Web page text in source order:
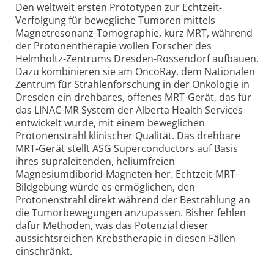
Den weltweit ersten Prototypen zur Echtzeit-
Verfolgung für bewegliche Tumoren mittels
Magnetresonanz-Tomographie, kurz MRT, während
der Protonentherapie wollen Forscher des
Helmholtz-Zentrums Dresden-Rossendorf aufbauen.
Dazu kombinieren sie am OncoRay, dem Nationalen
Zentrum für Strahlenforschung in der Onkologie in
Dresden ein drehbares, offenes MRT-Gerät, das für
das LINAC-MR System der Alberta Health Services
entwickelt wurde, mit einem beweglichen
Protonenstrahl klinischer Qualität. Das drehbare
MRT-Gerät stellt ASG Superconductors auf Basis
ihres supraleitenden, heliumfreien
Magnesiumdiborid-Magneten her. Echtzeit-MRT-
Bildgebung würde es ermöglichen, den
Protonenstrahl direkt während der Bestrahlung an
die Tumorbewegungen anzupassen. Bisher fehlen
dafür Methoden, was das Potenzial dieser
aussichtsreichen Krebstherapie in diesen Fällen
einschränkt.